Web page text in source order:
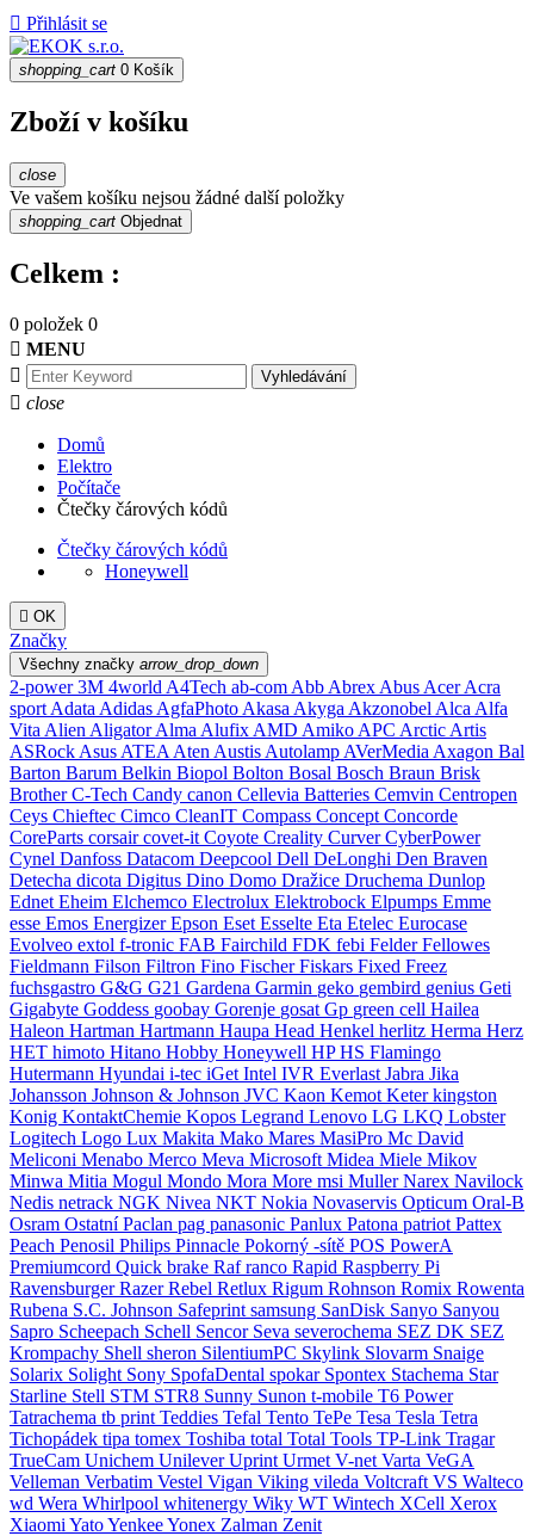
 Přihlásit se
shopping_cart 0 Košík
Zboží v košíku
close
Ve vašem košíku nejsou žádné další položky
shopping_cart Objednat
Celkem :
0 položek 0
 MENU

Vyhledávání
 close
Domů
Elektro
Počítače
Čtečky čárových kódů
Čtečky čárových kódů
Honeywell
 OK
Značky
Všechny značky arrow_drop_down
2-power3M 4world A4Tech ab-com Abb Abrex Abus AcerAcra
sport Adata Adidas AgfaPhoto Akasa Akyga Akzonobel Alca Alfa
Vita Alien AligatorAlma Alufix AMD Amiko APC Arctic Artis
ASRock Asus ATEA Aten Austis Autolamp AVerMedia Axagon Bal
Barton Barum Belkin Biopol Bolton Bosal Bosch Braun Brisk
BrotherC-Tech Candy canon Cellevia Batteries Cemvin Centropen
Ceys Chieftec Cimco CleanIT Compass Concept Concorde
CoreParts corsaircovet-it Coyote Creality CurverCyberPower
Cynel Danfoss Datacom Deepcool Dell DeLonghi Den Braven
Detecha dicota Digitus Dino Domo Dražice Druchema Dunlop
Ednet Eheim Elchemco Electrolux Elektrobock Elpumps Emme
esse Emos EnergizerEpson Eset Esselte Eta Etelec Eurocase
Evolveo extol f-tronic FAB Fairchild FDK febi FelderFellowes
Fieldmann Filson Filtron Fino FischerFiskars Fixed Freez
fuchsgastro G&G G21 Gardena Garmin geko gembird genius Geti
Gigabyte Goddess goobay Gorenje gosat Gp green cell Hailea
Haleon Hartman Hartmann Haupa Head Henkel herlitz Herma Herz
HET himoto Hitano Hobby Honeywell HPHS Flamingo
Hutermann Hyundai i-tec iGet Intel IVR Everlast Jabra Jika
Johansson Johnson & Johnson JVC Kaon Kemot Keterkingston
Konig KontaktChemie Kopos Legrand Lenovo LG LKQ Lobster
Logitech Logo Lux Makita Mako Mares MasiPro Mc David
Meliconi Menabo Merco Meva Microsoft Midea Miele Mikov
Minwa Mitia Mogul Mondo Mora More msi MullerNarex Navilock
Nedis netrack NGK Nivea NKT Nokia Novaservis Opticum Oral-B
Osram OstatníPaclan pag panasonic Panlux Patona patriot Pattex
Peach Penosil Philips Pinnacle Pokorný -sítě POS PowerA
Premiumcord Quick brake Rafranco Rapid Raspberry Pi
RavensburgerRazerRebel Retlux Rigum Rohnson Romix Rowenta
Rubena S.C. Johnson Safeprint samsung SanDisk Sanyo Sanyou
Sapro Scheepach Schell Sencor Seva severochema SEZ DK SEZ
Krompachy Shell sheron SilentiumPC Skylink Slovarm Snaige
Solarix Solight Sony SpofaDental spokar Spontex Stachema Star
Starline Stell STM STR8 Sunny Sunon t-mobile T6 Power
Tatrachema tb print Teddies Tefal Tento TePe Tesa Tesla Tetra
Tichopádek tipa tomex Toshiba total Total Tools TP-Link Tragar
TrueCam Unichem UnileverUprint Urmet V-net Varta VeGA
Velleman Verbatim Vestel Vigan Viking vileda Voltcraft VS Walteco
wd Wera Whirlpool whitenergy Wiky WT Wintech XCell Xerox
Xiaomi YatoYenkeeYonex Zalman Zenit